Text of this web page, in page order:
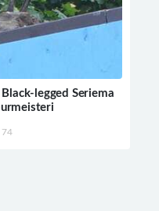
legged Seriema
74